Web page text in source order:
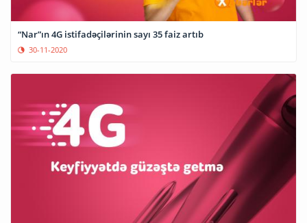
“Nar”ın 4G istifadəçilərinin sayı 35 faiz artıb
30-11-2020